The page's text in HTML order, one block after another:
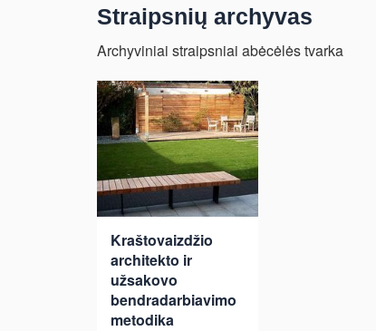
Straipsnių archyvas
Archyviniai straipsniai abėcėlės tvarka
Kraštovaizdžio
architekto ir
užsakovo
bendradarbiavimo
metodika